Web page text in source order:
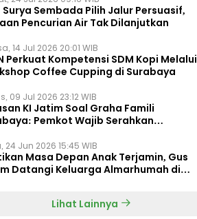
Surya Sembada Pilih Jalur Persuasif,
Pencurian Air Tak Dilanjutkan
14 Jul 2026 20:01 WIB
Perkuat Kompetensi SDM Kopi Melalui
Coffee Cupping di Surabaya
09 Jul 2026 23:12 WIB
KI Jatim Soal Graha Famili
Pemkot Wajib Serahkan
24 Jun 2026 15:45 WIB
Masa Depan Anak Terjamin, Gus
Datangi Keluarga Almarhumah di
Lihat Lainnya